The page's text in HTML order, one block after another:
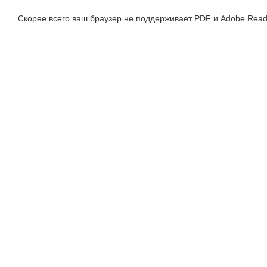
Скорее всего ваш браузер не поддерживает PDF и Adobe